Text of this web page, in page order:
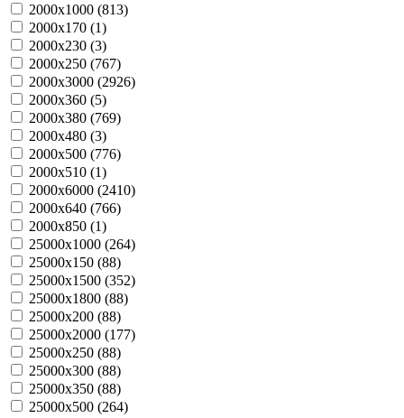
2000х1000 (813)
2000х170 (1)
2000х230 (3)
2000х250 (767)
2000х3000 (2926)
2000х360 (5)
2000х380 (769)
2000х480 (3)
2000х500 (776)
2000х510 (1)
2000х6000 (2410)
2000х640 (766)
2000х850 (1)
25000х1000 (264)
25000х150 (88)
25000х1500 (352)
25000х1800 (88)
25000х200 (88)
25000х2000 (177)
25000х250 (88)
25000х300 (88)
25000х350 (88)
25000х500 (264)